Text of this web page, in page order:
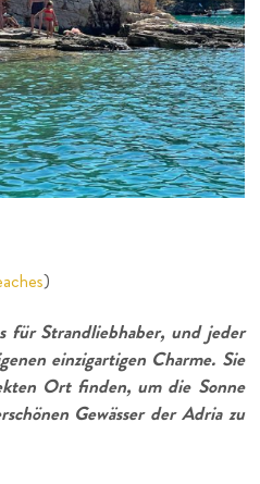
)
für Strandliebhaber, und jeder
einzigartigen Charme. Sie
Ort finden, um die Sonne
Gewässer der Adria zu